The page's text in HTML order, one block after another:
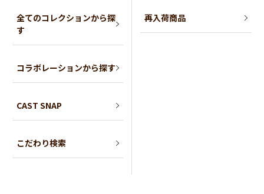
全てのコレクションから探
す
コラボレーションから探す
CAST SNAP
こだわり検索
再入荷商品